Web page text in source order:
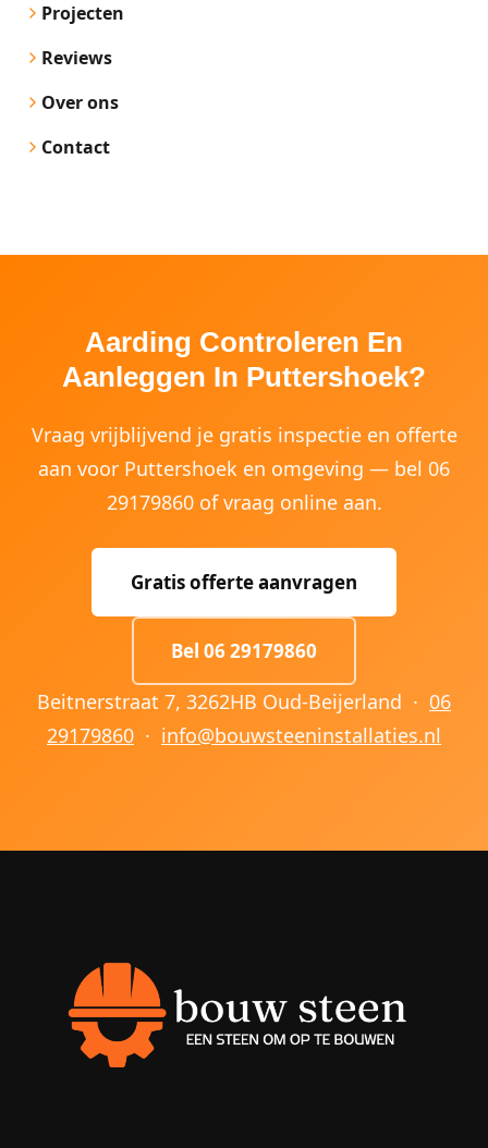
Projecten
Reviews
Over ons
Contact
Aarding Controleren En
Aanleggen In Puttershoek?
Vraag vrijblijvend je gratis inspectie en offerte
aan voor Puttershoek en omgeving — bel 06
29179860 of vraag online aan.
Gratis offerte aanvragen
Bel 06 29179860
Beitnerstraat 7, 3262HB Oud-Beijerland · 06
29179860 · info@bouwsteeninstallaties.nl